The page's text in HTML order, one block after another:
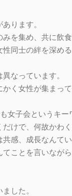
ります。
を集め、共に飲
同士の絆を深め
なっています。
く女性が集まっ
女子会というキー
けで、何故かわ
感、成長なんて
てことを言いなが
した。